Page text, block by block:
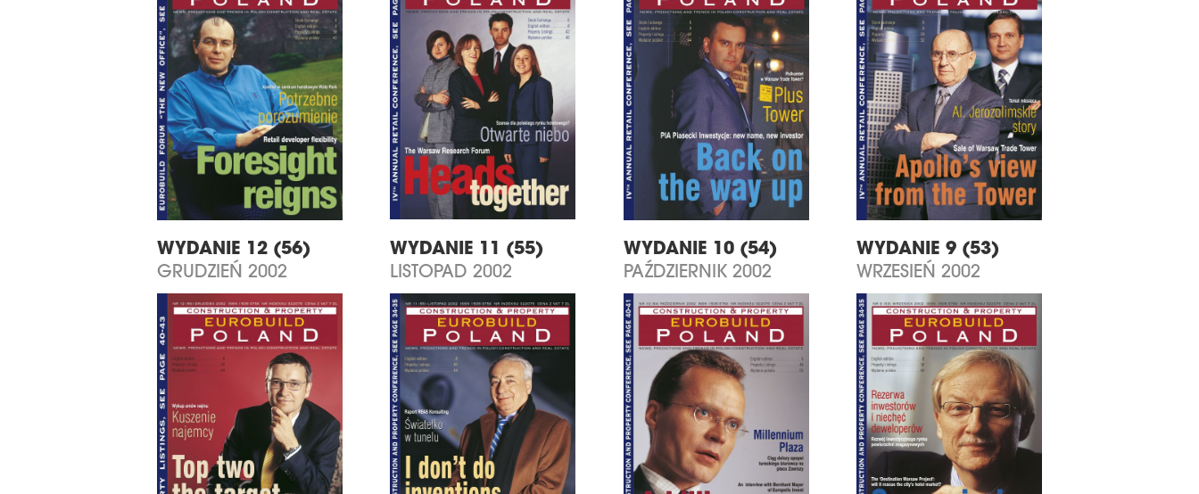
WYDANIE 12 (56)
GRUDZIEŃ 2002
WYDANIE 11 (55)
LISTOPAD 2002
WYDANIE 10 (54)
PAŹDZIERNIK 2002
WYDANIE 9 (53)
WRZESIEŃ 2002